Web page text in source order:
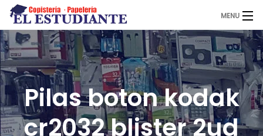
MENU
El Estudiante
Copistería
Pilas boton kodak
cr2032 blister 2ud